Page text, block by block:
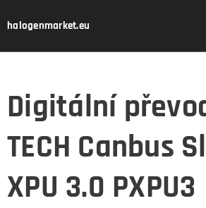
halogenmarket.eu
Digitální
TECH Canbus
XPU 3.0 PXPU3